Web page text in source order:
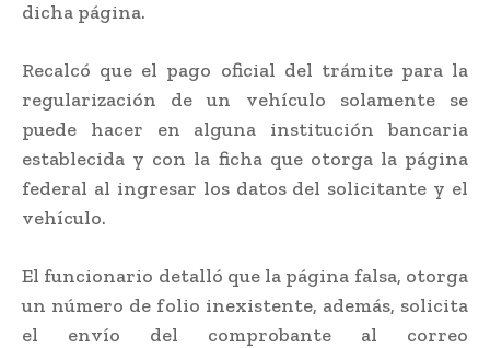
dicha página.
Recalcó que el pago oficial del trámite para la
regularización de un vehículo solamente se
puede hacer en alguna institución bancaria
establecida y con la ficha que otorga la página
federal al ingresar los datos del solicitante y el
vehículo.
El funcionario detalló que la página falsa, otorga
un número de folio inexistente, además, solicita
el envío del comprobante al correo